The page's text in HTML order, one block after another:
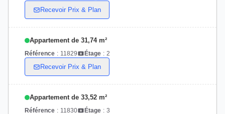
Recevoir Prix & Plan
Appartement de 31,74 m²
Référence : 11829 Étage : 2
Recevoir Prix & Plan
Appartement de 33,52 m²
Référence : 11830 Étage : 3